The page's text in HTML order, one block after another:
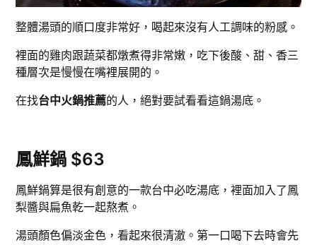
整體湯頭的順口度非常好，喝起來沒有人工調味的粉感。
裡面的雞肉跟蔬菜都燉煮得非常嫩，吃下後酸、甜、香三
種層次是慢慢在嘴裡展開的。
在找台中火鍋推薦的人，絕對要試看看這鍋湯底。
鳳鮮鍋 $63
鳳鮮鍋算是很有創意的一款台中必吃湯底，裡面加入了鳳
梨醬與扁魚乾一起熬煮。
湯頭顏色偏淡金色，看起來很清澈。第一口喝下去時會先